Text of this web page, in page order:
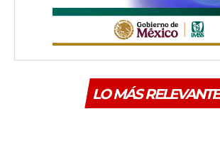
LO MÁS RELEVANTE